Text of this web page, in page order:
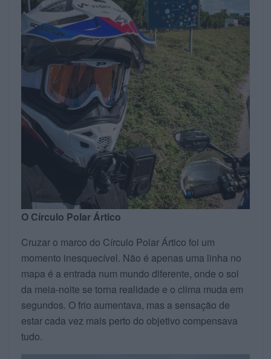
O Círculo Polar Ártico
Cruzar o marco do Círculo Polar Ártico foi um
momento inesquecível. Não é apenas uma linha no
mapa é a entrada num mundo diferente, onde o sol
da meia-noite se torna realidade e o clima muda em
segundos. O frio aumentava, mas a sensação de
estar cada vez mais perto do objetivo compensava
tudo.